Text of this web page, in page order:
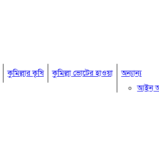
কুমিল্লার কৃষি কুমিল্লা ভোটের হাওয়া
অন্যান্য
আইন